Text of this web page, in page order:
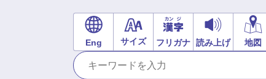
Eng サイズ フリガナ 読み上げ 地図